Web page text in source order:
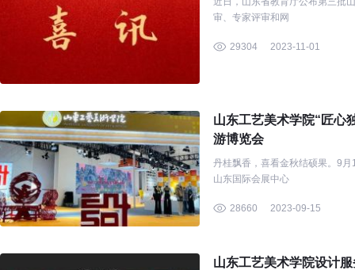
审、专家评审和网
29304 2023-11-01
山东工艺美术学院“匠心
游博览会
丹桂飘香，喜看金秋结硕果。9
山东国际会展中心
28660 2023-09-15
山东工艺美术学院设计